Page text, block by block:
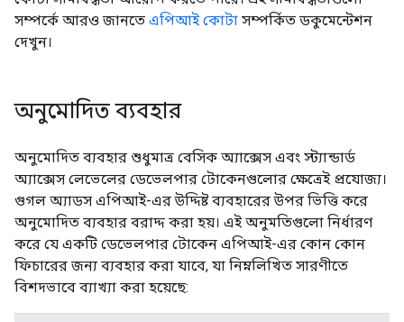
সম্পর্কে আরও জানতে এপিআই কোটা সম্পর্কিত ডকুমেন্টেশন
দেখুন।
অনুমোদিত ব্যবহার
অনুমোদিত ব্যবহার শুধুমাত্র বেসিক অ্যাক্সেস এবং স্ট্যান্ডার্ড
অ্যাক্সেস লেভেলের ডেভেলপার টোকেনগুলোর ক্ষেত্রেই প্রযোজ্য।
গুগল অ্যাডস এপিআই-এর উদ্দিষ্ট ব্যবহারের উপর ভিত্তি করে
অনুমোদিত ব্যবহার বরাদ্দ করা হয়। এই অনুমতিগুলো নির্ধারণ
করে যে একটি ডেভেলপার টোকেন এপিআই-এর কোন কোন
ফিচারের জন্য ব্যবহার করা যাবে, যা নিম্নলিখিত সারণীতে
বিশদভাবে ব্যাখ্যা করা হয়েছে: